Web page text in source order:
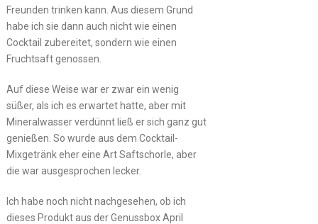
Freunden trinken kann. Aus diesem Grund
habe ich sie dann auch nicht wie einen
Cocktail zubereitet, sondern wie einen
Fruchtsaft genossen.
Auf diese Weise war er zwar ein wenig
süßer, als ich es erwartet hatte, aber mit
Mineralwasser verdünnt ließ er sich ganz gut
genießen. So wurde aus dem Cocktail-
Mixgetränk eher eine Art Saftschorle, aber
die war ausgesprochen lecker.
Ich habe noch nicht nachgesehen, ob ich
dieses Produkt aus der Genussbox April